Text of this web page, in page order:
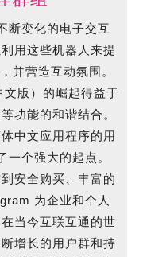
何
在
电
报
中
创
建
和
管
理
群
组
断变化的电子交互
用这些机器人来提
并营造互动氛围。
版）的崛起得益于
功能的和谐结合。
中文应用程序的用
一个强大的起点。
安全购买、丰富的
为企业和个人
当今互联互通的世
增长的用户群和持